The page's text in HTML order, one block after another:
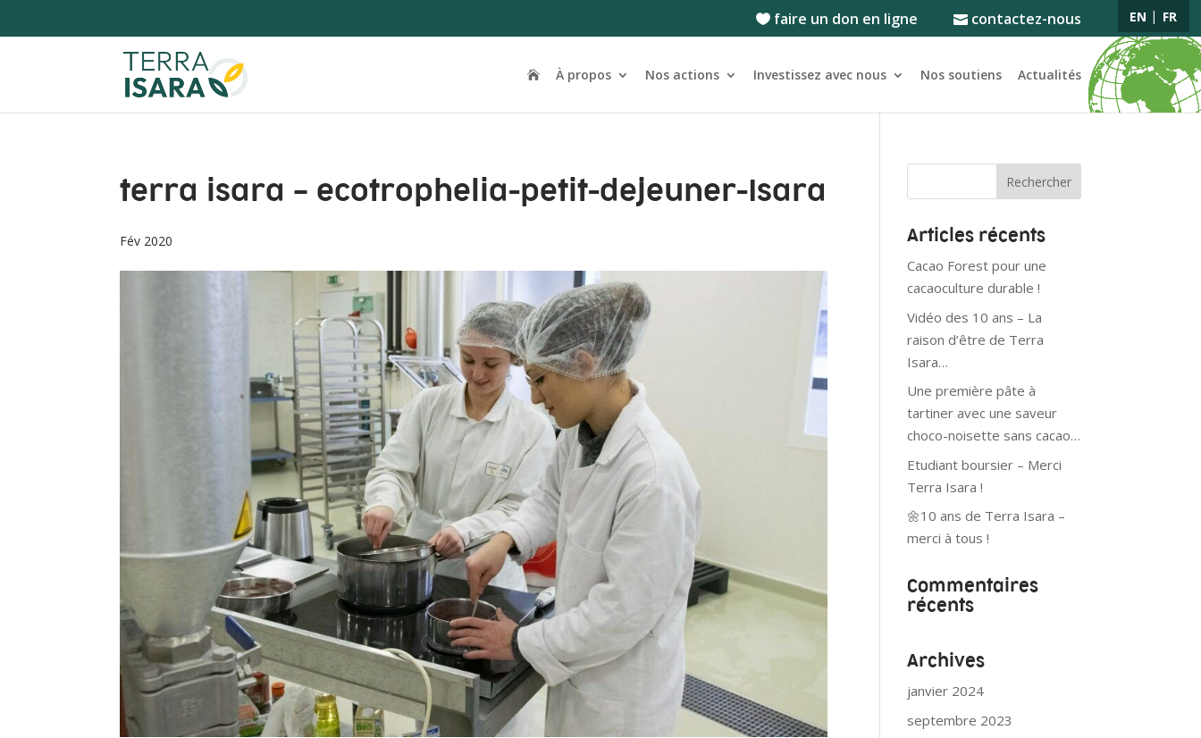
faire un don en ligne contactez-nous
À propos Nos actions Investissez avec nous Nos soutiens Actualités
terra isara – ecotrophelia-petit-dejeuner-Isara
Fév 2020
Articles récents
Cacao Forest pour une
cacaoculture durable !
Vidéo des 10 ans – La
raison d’être de Terra
Isara…
Une première pâte à
tartiner avec une saveur
choco-noisette sans cacao…
Etudiant boursier – Merci
Terra Isara !
🌼10 ans de Terra Isara –
merci à tous !
Commentaires
récents
Archives
janvier 2024
septembre 2023
EN FR